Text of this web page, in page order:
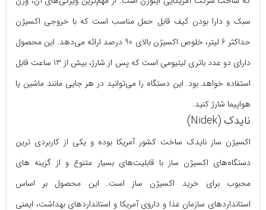
سبک و دارا بودن کیف قابل حمل مناسب است که با خروجی اکسیژن
حداکثر 6 لیتر، خلوص اکسیژن بالای 90 درصد ارائه می‌دهد. این محصول
دارای دو عدد باتری لیتیومی است که پس از شارژ، بیش از 13 ساعت قابل
استفاده خواهد بود. این دستگاه را می‌توانید در هر جایی مانند ماشین یا
هواپیما شارژ کنید.
نایدک (Nidek)
اکسیژن ساز نایدک ساخت کشور آمریکا بوده و یکی از کاربردی‌ ترین
دستگاه‌‌های اکسیژن ساز با قابلیت‌‌های بسیار متنوع و از گزینه های
محبوب برای خرید اکسیژن ساز است. این محصول بر اساس
استانداردهای سازمان غذا و داروی آمریکا و استانداردهای بهداشت، ایمنی